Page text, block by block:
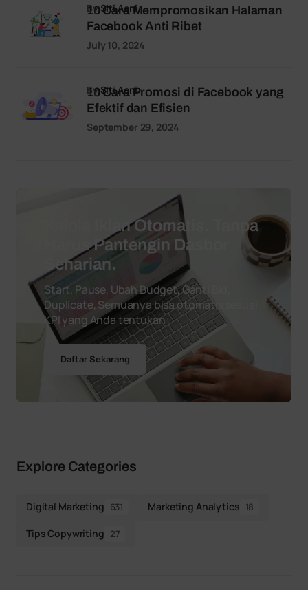
10 Cara Mempromosikan Halaman
Facebook Anti Ribet
bySiti Aeni
July 10, 2024
10 Cara Promosi di Facebook yang
Efektif dan Efisien
bySiti Aeni
September 29, 2024
Kelola Iklan Otomatis. Tanpa
Harus Pantengin Dasbor
Seharian.
Start, Pause, Ubah Budget, Ganti Bid,
Duplicate, Semuanya bisa otomatis sesuai
KPI yang Anda tentukan
Daftar Sekarang
Explore Categories
Digital Marketing 631 Marketing Analytics 18
Tips Copywriting 27